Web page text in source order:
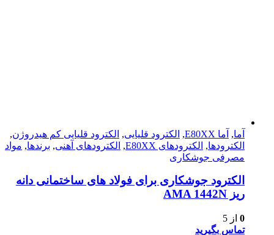
آما, آما E80XX , الکترود قلیایی, الکترود قلیایی کم هیدروژن,
الکترودها, الکترود‌های E80XX , الکترود‌های آهنی, برندها, مواد
مصرفی جوشکاری
الکترود جوشکاری برای فولاد های ساختمانی دانه
ریز AMA 1442N
0 از 5
تماس بگیرید